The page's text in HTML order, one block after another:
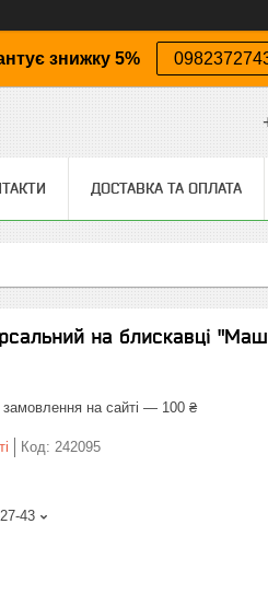
знижку 5%
ДОСТАВКА ТА ОПЛАТА
на блискавці
замовлення на сайті — 100 ₴
Код: 242095
43